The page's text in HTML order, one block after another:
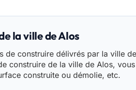
la ville de Alos
de construire délivrés par la ville
construire de la ville de Alos,
construite ou démolie, etc.